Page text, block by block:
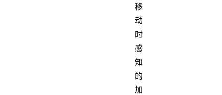
移
动
时
感
知
的
加